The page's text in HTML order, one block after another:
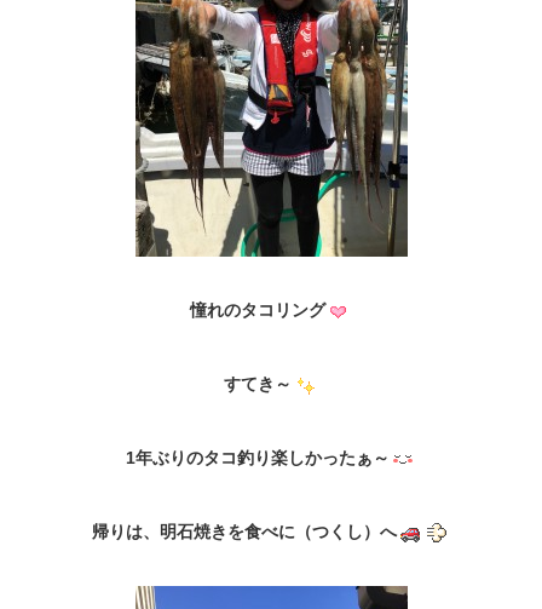
憧れのタコリング
すてき～
1年ぶりのタコ釣り楽しかったぁ～
帰りは、明石焼きを食べに（つくし）へ